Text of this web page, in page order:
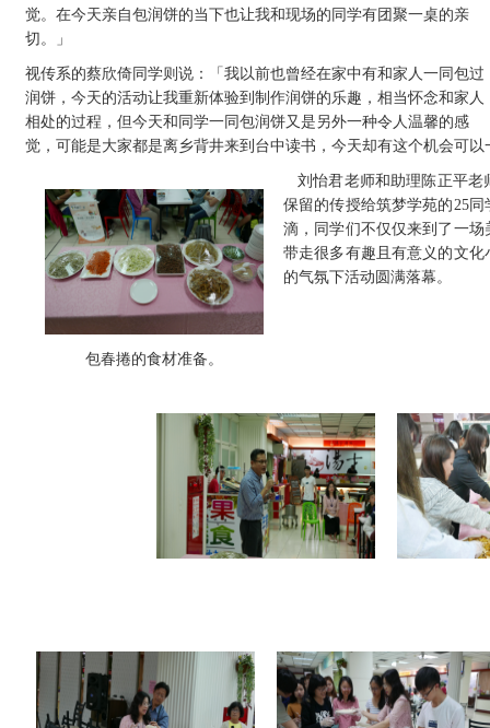
觉。在今天亲自包润饼的当下也让我和现场的同学有团聚一桌的亲
切。」
视传系的蔡欣倚同学则说：「我以前也曾经在家中有和家人一同包过
润饼，今天的活动让我重新体验到制作润饼的乐趣，相当怀念和家人
相处的过程，但今天和同学一同包润饼又是另外一种令人温馨的感
觉，可能是大家都是离乡背井来到台中读书，今天却有这个机会可
包春捲的食材准备。
刘怡君老师和助理陈正平
保留的传授给筑梦学苑的25
滴，同学们不仅仅来到了一
带走很多有趣且有意义的文
的气氛下活动圆满落幕。